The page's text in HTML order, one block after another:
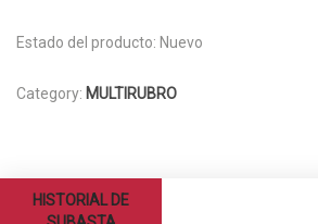
Estado del producto: Nuevo
Category: MULTIRUBRO
HISTORIAL DE